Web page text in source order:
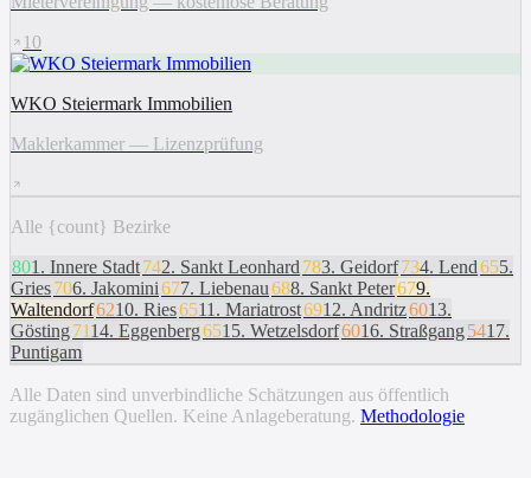
10
WKO Steiermark Immobilien
Maklerkammer — Lizenzprüfung
Alle {count} Bezirke
801 . Innere Stadt742. Sankt Leonhard 783. Geidorf734. Lend655.
Gries706. Jakomini677. Liebenau688. Sankt Peter679.
Waltendorf6210. Ries6511 . Mariatrost6912. Andritz6013.
Gösting 7114. Eggenberg6515. Wetzelsdorf6016. Straßgang 5417.
Puntigam
Alle Daten sind unverbindliche Schätzungen aus öffentlich
zugänglichen Quellen. Keine Anlageberatung. Methodologie